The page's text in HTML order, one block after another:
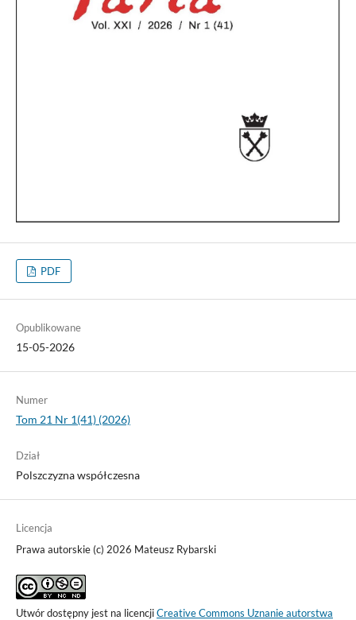
PDF
Opublikowane
15-05-2026
Numer
Tom 21 Nr 1(41) (2026)
Dział
Polszczyzna współczesna
Licencja
Prawa autorskie (c) 2026 Mateusz Rybarski
Utwór dostępny jest na licencjiCreative Commons Uznanie autorstwa